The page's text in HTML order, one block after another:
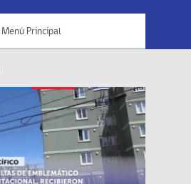
Menú Principal